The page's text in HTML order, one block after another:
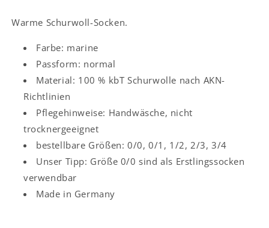
Warme Schurwoll-Socken.
Farbe: marine
Passform: normal
Material: 100 % kbT Schurwolle nach AKN-
Richtlinien
Pflegehinweise: Handwäsche, nicht
trocknergeeignet
bestellbare Größen: 0/0, 0/1, 1/2, 2/3, 3/4
Unser Tipp: Größe 0/0 sind als Erstlingssocken
verwendbar
Made in Germany